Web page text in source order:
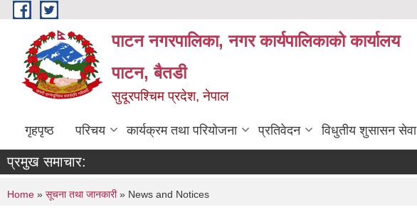
Skip to main content
पाटन नगरपालिका, नगर कार्यपालिकाको कार्यालय
पाटन, बैतडी
सुदूरपश्चिम प्रदेश, नेपाल
गृहपृष्ठ परिचय कार्यक्रम तथा परियोजना प्रतिवेदन विधुतीय शुसासन सेवा
प्रमुख समाचार:
You are here
Home » सूचना तथा जानकारी» News and Notices